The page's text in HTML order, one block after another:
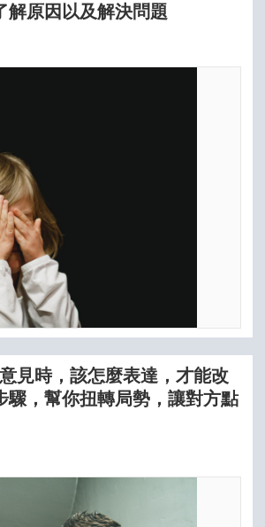
解原因以及解決問題
見時，該怎麼表達，才能改
驟，幫你扭轉局勢，讓對方點